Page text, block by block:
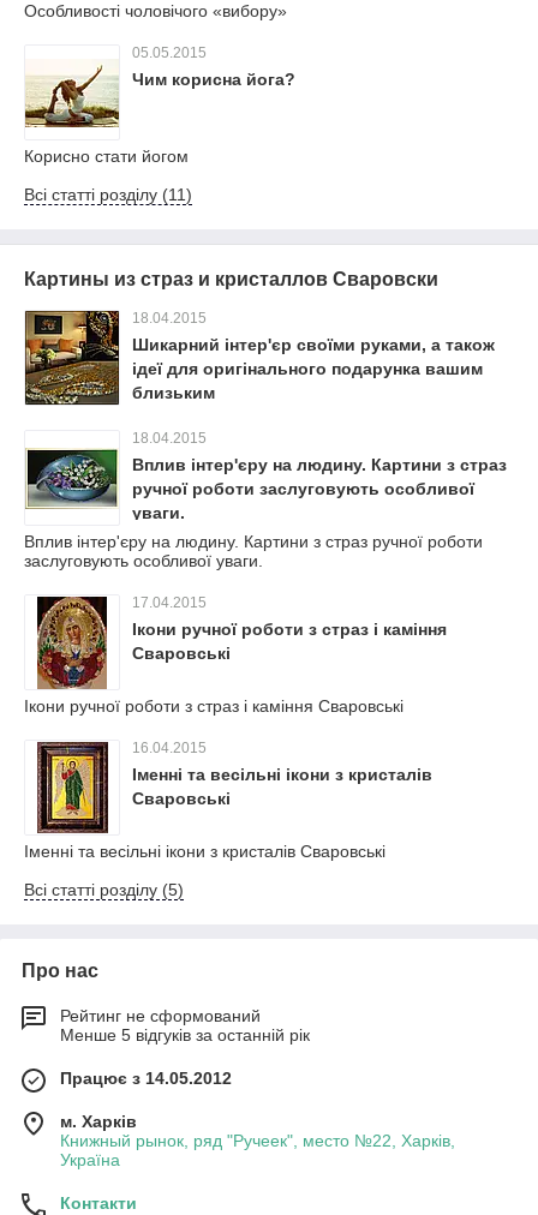
Особливості чоловічого «вибору»
05.05.2015
Чим корисна йога?
Корисно стати йогом
Всі статті розділу (11)
Картины из страз и кристаллов Сваровски
18.04.2015
Шикарний інтер'єр своїми руками, а також
ідеї для оригінального подарунка вашим
близьким
18.04.2015
Вплив інтер'єру на людину. Картини з страз
ручної роботи заслуговують особливої
уваги.
Вплив інтер'єру на людину. Картини з страз ручної роботи
заслуговують особливої уваги.
17.04.2015
Ікони ручної роботи з страз і каміння
Сваровські
Ікони ручної роботи з страз і каміння Сваровські
16.04.2015
Іменні та весільні ікони з кристалів
Сваровські
Іменні та весільні ікони з кристалів Сваровські
Всі статті розділу (5)
Про нас
Рейтинг не сформований
Менше 5 відгуків за останній рік
Працює з 14.05.2012
м. Харків
Книжный рынок, ряд "Ручеек", место №22, Харків,
Україна
Контакти